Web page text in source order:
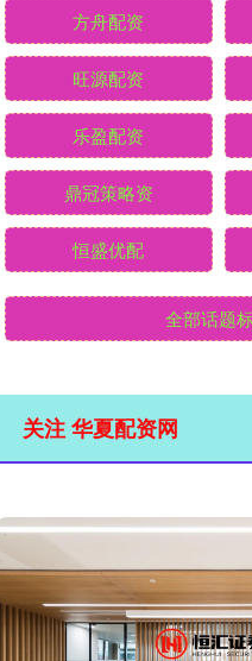
方舟配资
旺源配资
乐盈配资
鼎冠策略资
恒盛优配
全部话题
关注 华夏配资网